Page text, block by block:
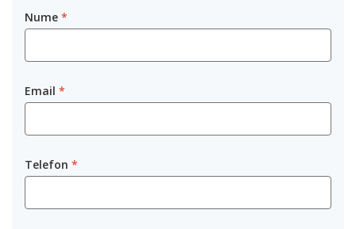
Nume *
Email *
Telefon *